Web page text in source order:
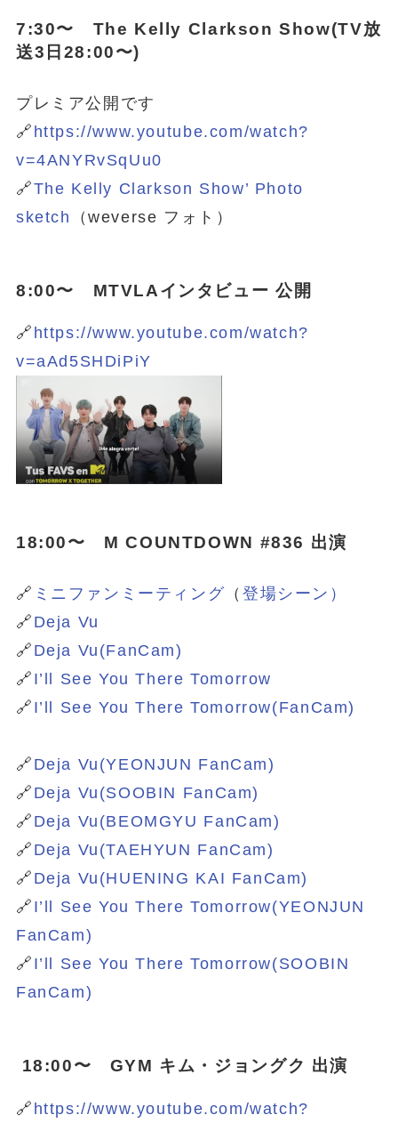
7:30〜 The Kelly Clarkson Show(TV放
送3日28:00〜)
プレミア公開です
🔗 https://www.youtube.com/watch?
v=4ANYRvSqUu0
🔗The Kelly Clarkson Show’ Photo
sketch
（weverse フォト）
8:00〜 MTVLAインタビュー 公開
🔗 https://www.youtube.com/watch?
v=aAd5SHDiPiY
18:00〜 M COUNTDOWN #836 出演
🔗 ミニファンミーティング （ 登場シーン）
🔗 Deja Vu
🔗 Deja Vu(FanCam)
🔗 I’ll See You There Tomorrow
🔗 I’ll See You There Tomorrow(FanCam)
🔗 Deja Vu(YEONJUN FanCam)
🔗 Deja Vu(SOOBIN FanCam)
🔗 Deja Vu(BEOMGYU FanCam)
🔗 Deja Vu(TAEHYUN FanCam)
🔗 Deja Vu(HUENING KAI FanCam)
🔗 I’ll See You There Tomorrow(YEONJUN
FanCam)
🔗 I’ll See You There Tomorrow(SOOBIN
FanCam)
18:00〜 GYM キム・ジョングク 出演
🔗 https://www.youtube.com/watch?